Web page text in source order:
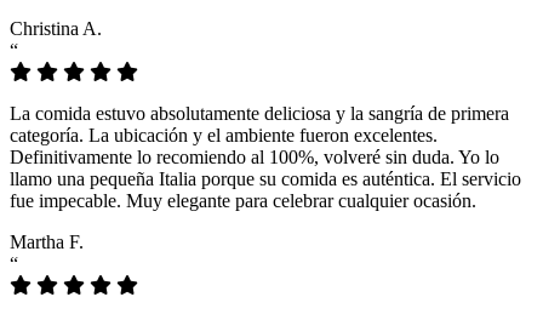
Christina A.
“
La comida estuvo absolutamente deliciosa y la sangría de primera
categoría. La ubicación y el ambiente fueron excelentes.
Definitivamente lo recomiendo al 100%, volveré sin duda. Yo lo
llamo una pequeña Italia porque su comida es auténtica. El servicio
fue impecable. Muy elegante para celebrar cualquier ocasión.
Martha F.
“